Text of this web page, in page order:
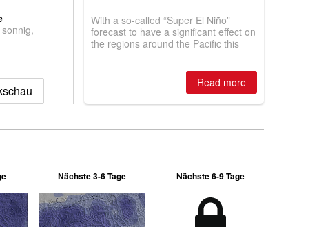
With a so-called “Super El Niño”
forecast to have a significant effect on
the regions around the Pacific this
where are the best odds?Read more
Nächste 3-6 Tage Nächste 6-9 Tage